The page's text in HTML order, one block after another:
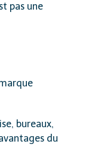
pas une
bureaux,
du